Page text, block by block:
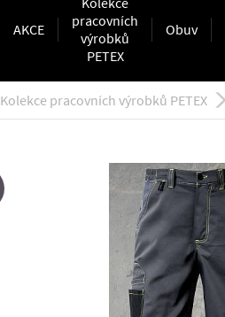
AKCE
pracovních
výrobků
PETEX
Obuv
Kolekce pracovních výrobků PETEX